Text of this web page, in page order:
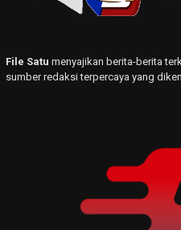
File Satu menyajikan berita-berita
sumber redaksi terpercaya yang